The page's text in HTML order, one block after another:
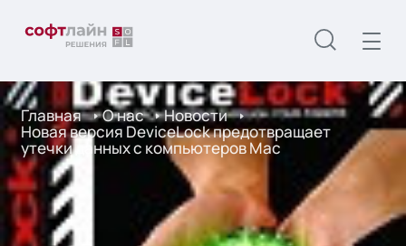
Главная О нас Новости
Новая версия DeviceLock предотвращает
утечки данных с компьютеров Mac